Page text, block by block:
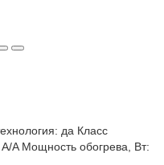
да Класс
A/AМощность обогрева, Вт: